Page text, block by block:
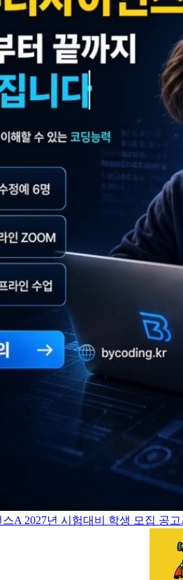
A 2027년 시험대비 학생 모집 공